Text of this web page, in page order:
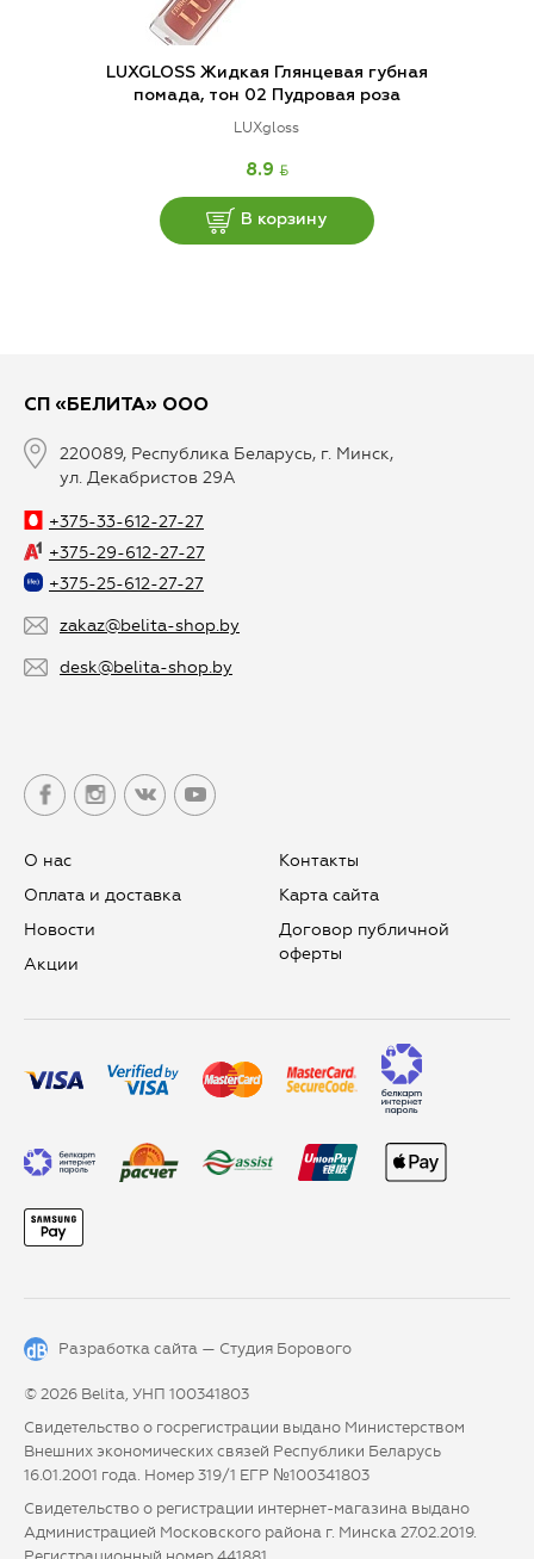
LUXGLOSS Жидкая Глянцевая губная
помада, тон 02 Пудровая роза
LUXgloss
8.9 BYN
В корзину
СП «БЕЛИТА» ООО
220089, Республика Беларусь, г. Минск,
ул. Декабристов 29А
+375-33-612-27-27
+375-29-612-27-27
+375-25-612-27-27
zakaz@belita-shop.by
desk@belita-shop.by
О нас
Оплата и доставка
Новости
Aкции
Контакты
Карта сайта
Договор публичной
оферты
Разработка сайта — Студия Борового
© 2026 Belita, УНП 100341803
Свидетельство о госрегистрации выдано Министерством
Внешних экономических связей Республики Беларусь
16.01.2001 года. Номер 319/1 ЕГР №100341803
Свидетельство о регистрации интернет-магазина выдано
Администрацией Московского района г. Минска 27.02.2019.